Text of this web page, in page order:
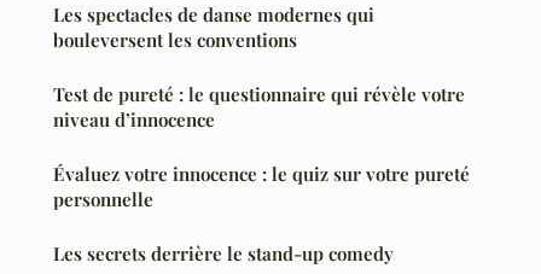
Les spectacles de danse modernes qui
bouleversent les conventions
Test de pureté : le questionnaire qui révèle votre
niveau d’innocence
Évaluez votre innocence : le quiz sur votre pureté
personnelle
Les secrets derrière le stand-up comedy